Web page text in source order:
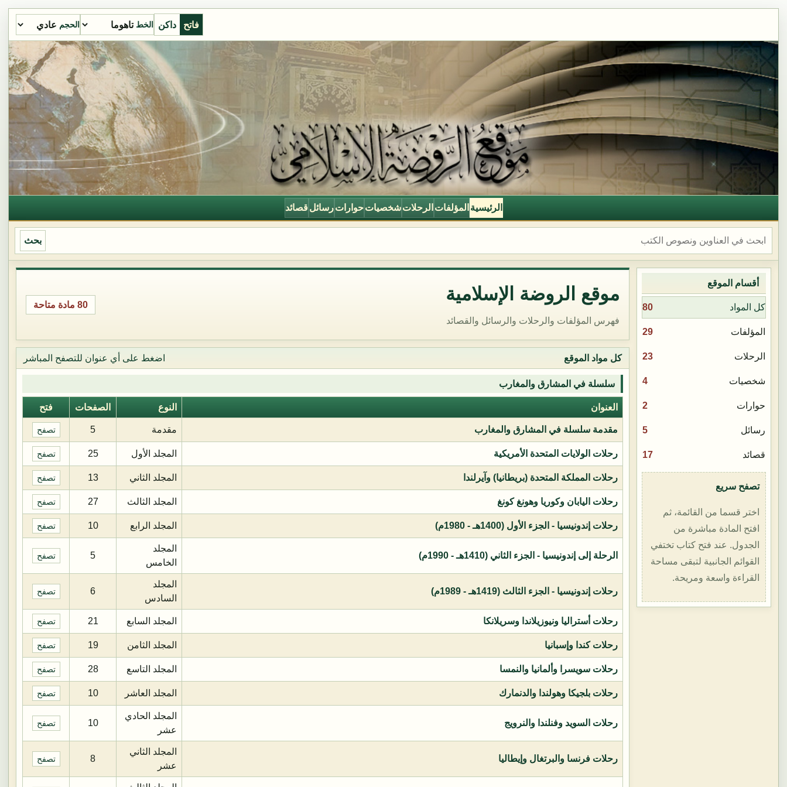
فاتح داكن الخط الحجم
الرئيسية المؤلفات الرحلات شخصيات حوارات رسائل قصائد
بحث
أقسام الموقع
كل المواد 80
المؤلفات 29
الرحلات 23
شخصيات 4
حوارات 2
رسائل 5
قصائد 17
تصفح سريع
اختر قسما من القائمة، ثم
افتح المادة مباشرة من
الجدول. عند فتح كتاب تختفي
القوائم الجانبية لتبقى مساحة
القراءة واسعة ومريحة.
موقع الروضة الإسلامية
فهرس المؤلفات والرحلات والرسائل والقصائد
80 مادة متاحة
كل مواد الموقع اضغط على أي عنوان للتصفح المباشر
سلسلة في المشارق والمغارب
العنوان النوع الصفحات فتح
مقدمة سلسلة في المشارق والمغارب مقدمة 5 تصفح
رحلات الولايات المتحدة الأمريكية المجلد الأول 25 تصفح
رحلات المملكة المتحدة (بريطانيا) وآيرلندا المجلد الثاني 13 تصفح
رحلات اليابان وكوريا وهونغ كونغ المجلد الثالث 27 تصفح
رحلات إندونيسيا - الجزء الأول (1400هـ - 1980م) المجلد الرابع 10 تصفح
الرحلة إلى إندونيسيا - الجزء الثاني (1410هـ - 1990م)
المجلد
الخامس
5 تصفح
رحلات إندونيسيا - الجزء الثالث (1419هـ - 1989م)
المجلد
السادس
6 تصفح
رحلات أستراليا ونيوزيلاندا وسريلانكا المجلد السابع 21 تصفح
رحلات كندا وإسبانيا المجلد الثامن 19 تصفح
رحلات سويسرا وألمانيا والنمسا المجلد التاسع 28 تصفح
رحلات بلجيكا وهولندا والدنمارك المجلد العاشر 10 تصفح
رحلات السويد وفنلندا والنرويج
المجلد الحادي
عشر
10 تصفح
رحلات فرنسا والبرتغال وإيطاليا
المجلد الثاني
عشر
8 تصفح